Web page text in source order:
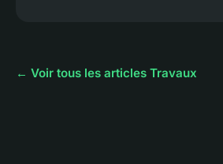
← Voir tous les articles Travaux